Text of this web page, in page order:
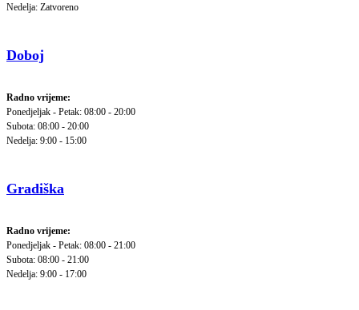
Nedelja: Zatvoreno
Doboj
Radno vrijeme:
Ponedjeljak - Petak: 08:00 - 20:00
Subota: 08:00 - 20:00
Nedelja: 9:00 - 15:00
Gradiška
Radno vrijeme:
Ponedjeljak - Petak: 08:00 - 21:00
Subota: 08:00 - 21:00
Nedelja: 9:00 - 17:00